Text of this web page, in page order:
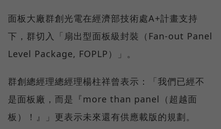
面板大廠群創光電在經濟部技術處A+計畫支持
下，群切入「扇出型面板級封裝（Fan-out Panel
Level Package, FOPLP）」。
群創總經理總經理楊柱祥曾表示：「我們已經不
是面板廠，而是『more than panel（超越面
板）！』」更表示未來還有供應載版的規劃。